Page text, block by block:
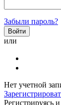
Забыли пароль?
или
Нет учетной
Регистрируясь